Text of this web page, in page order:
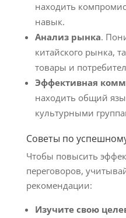
находить
навык.
Анализ рынка.
китайского рынка,
товары и
Эффективная
находить общий
культурными
Советы по
Чтобы повысить
переговоров,
рекомендации:
Изучите свою